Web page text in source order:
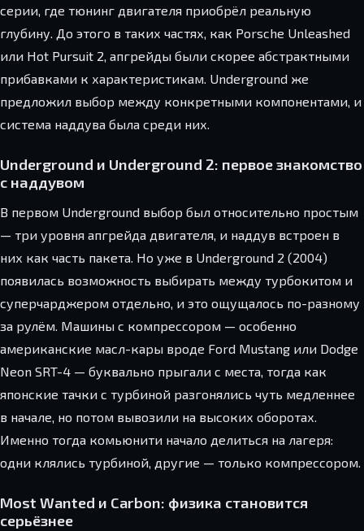
серии, где тюнинг двигателя приобрёл реальную
глубину. До этого в таких частях, как Porsche Unleashed
или Hot Pursuit 2, апгрейды были скорее абстрактными
прибавками к характеристикам. Underground же
предложил выбор между конкретными компонентами, и
система наддува была среди них.
Underground и Underground 2: первое знакомство
с наддувом
В первом Underground выбор был относительно простым
— три уровня апгрейда двигателя, и наддув встроен в
них как часть пакета. Но уже в Underground 2 (2004)
появилась возможность выбирать между турбокитом и
суперчарджером отдельно, и это ощущалось по-разному
за рулём. Машины с компрессором — особенно
американские масл-кары вроде Ford Mustang или Dodge
Neon SRT-4 — буквально прыгали с места, тогда как
японские тачки с турбиной разгонялись чуть медленнее
в начале, но потом вывозили на высоких оборотах.
Именно тогда комьюнити начало делиться на лагеря:
одни клялись турбиной, другие — только компрессором.
Most Wanted и Carbon: физика становится
серьёзнее